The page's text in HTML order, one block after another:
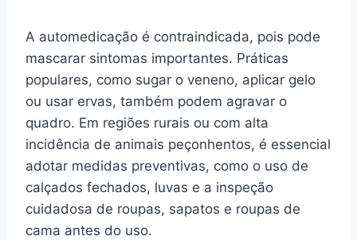
A automedicação é contraindicada, pois pode
mascarar sintomas importantes. Práticas
populares, como sugar o veneno, aplicar gelo
ou usar ervas, também podem agravar o
quadro. Em regiões rurais ou com alta
incidência de animais peçonhentos, é essencial
adotar medidas preventivas, como o uso de
calçados fechados, luvas e a inspeção
cuidadosa de roupas, sapatos e roupas de
cama antes do uso.